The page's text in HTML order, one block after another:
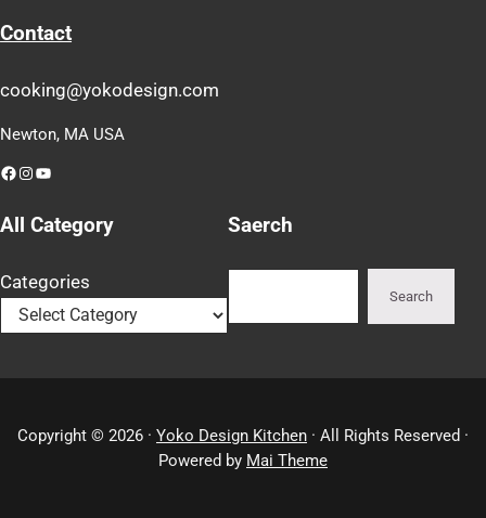
Contact
cooking@yokodesign.com
Newton, MA USA
Facebook
Instagram
YouTube
All Category
Categories
Saerch
Search
Copyright © 2026 · Yoko Design Kitchen · All Rights Reserved ·
Powered by Mai Theme